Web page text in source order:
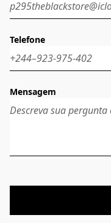
Telefone
Mensagem